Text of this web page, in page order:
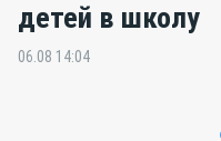
детей в школу
06.08 14:04